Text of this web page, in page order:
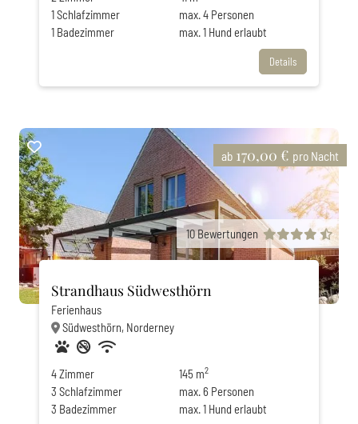
1Schlafzimmer
1 Badezimmer
max. 4 Personen
max. 1 Hund erlaubt
Details
ab 170,00 € pro Nacht
10Bewertungen
Strandhaus Südwesthörn
Ferienhaus
Südwesthörn, Norderney
Haustiere erlaubt
Nichtraucher
Privatparkplatz
WLAN
4Zimmer
3 Schlafzimmer
3 Badezimmer
145 m2
max. 6 Personen
max. 1 Hund erlaubt